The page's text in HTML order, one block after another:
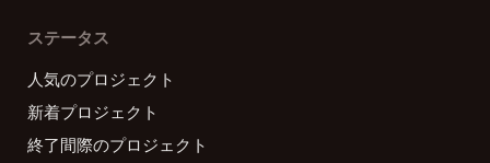
ステータス
人気のプロジェクト
新着プロジェクト
終了間際のプロジェクト